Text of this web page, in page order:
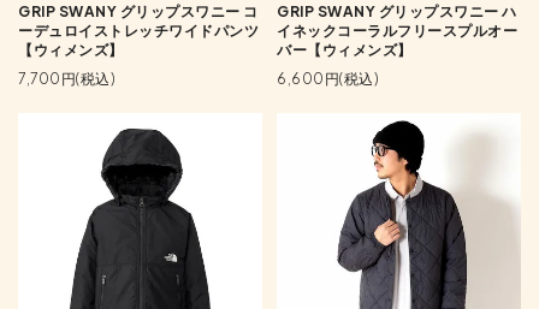
GRIP SWANY グリップスワニー コ
ーデュロイストレッチワイドパンツ
【ウィメンズ】
7,700円(税込)
GRIP SWANY グリップスワニー ハ
イネックコーラルフリースプルオー
バー【ウィメンズ】
6,600円(税込)